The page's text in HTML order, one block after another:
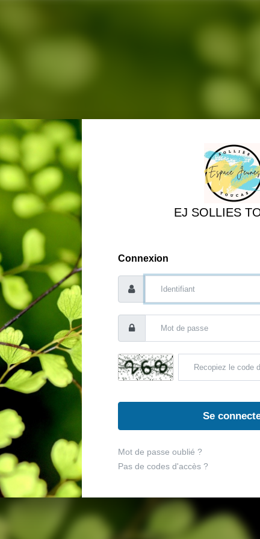
EJ SOLLIES
Connexion
Se
Mot de passe oublié ?
Pas de codes d'accès ?